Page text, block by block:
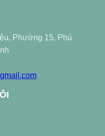
Phường 15, Phú